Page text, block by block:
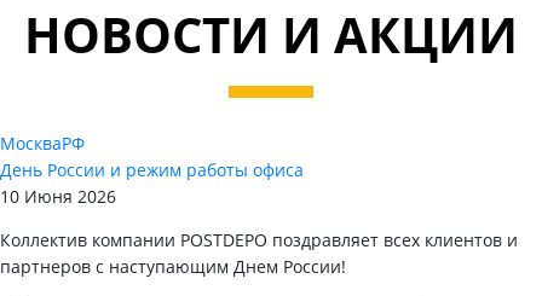
НОВОСТИ И АКЦИИ
МоскваРФ
День России и режим работы офиса
10 Июня 2026
Коллектив компании POSTDEPO поздравляет всех клиентов и
партнеров с наступающим Днем России!